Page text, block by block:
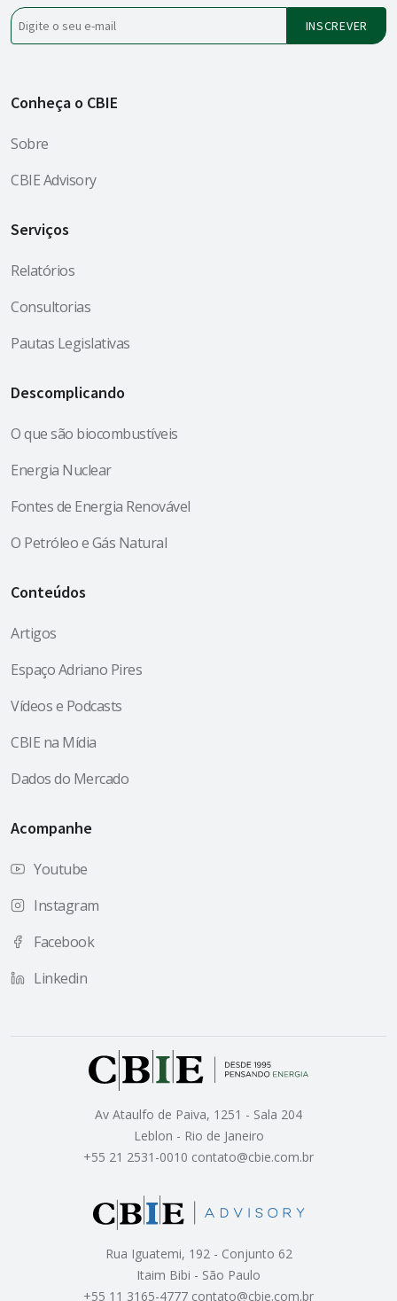
Conheça o CBIE
Sobre
CBIE Advisory
Serviços
Relatórios
Consultorias
Pautas Legislativas
Descomplicando
O que são biocombustíveis
Energia Nuclear
Fontes de Energia Renovável
O Petróleo e Gás Natural
Conteúdos
Artigos
Espaço Adriano Pires
Vídeos e Podcasts
CBIE na Mídia
Dados do Mercado
Acompanhe
Youtube
Instagram
Facebook
Linkedin
Av Ataulfo de Paiva, 1251 - Sala 204
Leblon - Rio de Janeiro
+55 21 2531-0010 contato@cbie.com.br
Rua Iguatemi, 192 - Conjunto 62
Itaim Bibi - São Paulo
+55 11 3165-4777 contato@cbie.com.br